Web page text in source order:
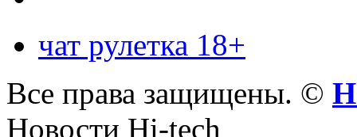
чат рулетка 18+
Все права защищены. ©
Новости Hi-tech